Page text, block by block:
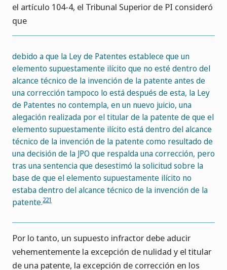
el artículo 104-4, el Tribunal Superior de PI consideró
que
debido a que la Ley de Patentes establece que un
elemento supuestamente ilícito que no esté dentro del
alcance técnico de la invención de la patente antes de
una corrección tampoco lo está después de esta, la Ley
de Patentes no contempla, en un nuevo juicio, una
alegación realizada por el titular de la patente de que el
elemento supuestamente ilícito está dentro del alcance
técnico de la invención de la patente como resultado de
una decisión de la JPO que respalda una corrección, pero
tras una sentencia que desestimó la solicitud sobre la
base de que el elemento supuestamente ilícito no
estaba dentro del alcance técnico de la invención de la
patente.221
Por lo tanto, un supuesto infractor debe aducir
vehementemente la excepción de nulidad y el titular
de una patente, la excepción de corrección en los